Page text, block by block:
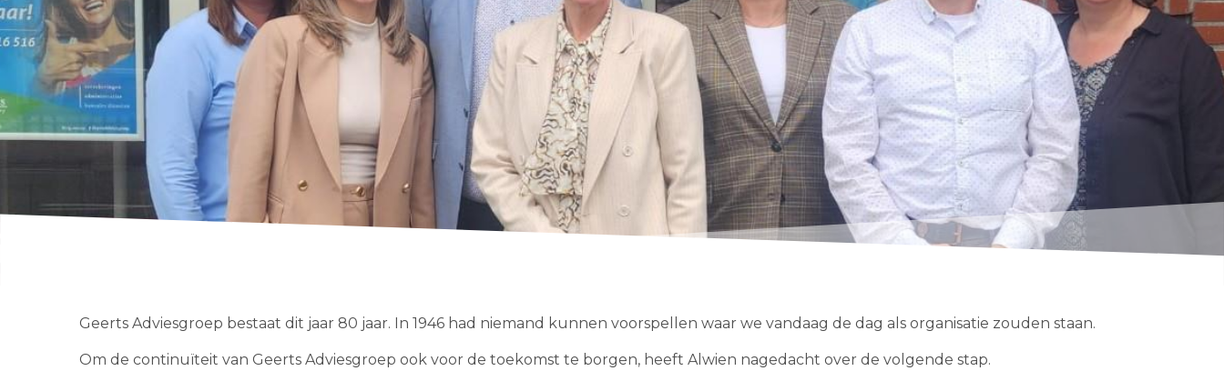
Geerts Adviesgroep bestaat dit jaar 80 jaar. In 1946 had niemand kunnen voorspellen waar we vandaag de dag als organisatie zouden staan.
Om de continuïteit van Geerts Adviesgroep ook voor de toekomst te borgen, heeft Alwien nagedacht over de volgende stap.